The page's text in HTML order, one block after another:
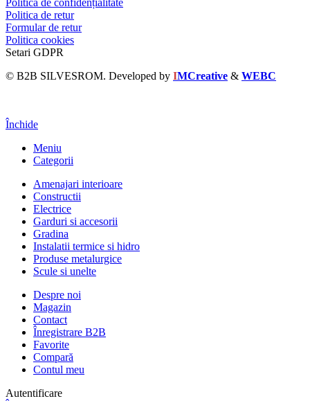
Politica de confidențialitate
Politica de retur
Formular de retur
Politica cookies
Setari GDPR
© B2B SILVESROM. Developed by IMCreative & WEBC
Închide
Meniu
Categorii
Amenajari interioare
Constructii
Electrice
Garduri si accesorii
Gradina
Instalatii termice si hidro
Produse metalurgice
Scule si unelte
Despre noi
Magazin
Contact
Înregistrare B2B
Favorite
Compară
Contul meu
Autentificare